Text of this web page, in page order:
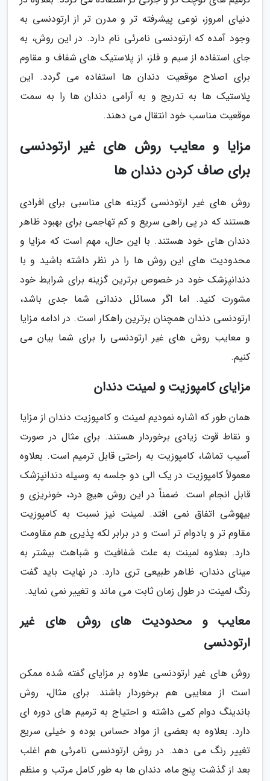
دنیای امروز، نوعی پیشرفته تر و مدرن تر از ارتودنسی به
وجود آمده که ارتودنسی نامرئی نام دارد. در این روش، به
جای استفاده از سیم و فلز، از پلاستیک های شفاف و مقاوم
برای اصلاح موقعیت دندان ها استفاده می گردد. این
پلاستیک ها به تدریج و به آرامی دندان ها را به سمت
موقعیت مناسب خود انتقال می دهند.
مزایا و معایب روش های غیر ارتودنسی
برای صاف کردن دندان ها
روش های غیر ارتودنسی گزینه های مناسبی برای افرادی
هستند که در پی راهی سریع و کم تهاجمی برای بهبود ظاهر
دندان های خود هستند. با این حال، مهم است که مزایا و
محدودیت های این روش ها را در نظر داشته باشید و با
دندانپزشک خود در خصوص برترین گزینه برای شرایط خود
مشورت کنید. اما اگر مسائل دندانی شما جدی باشد،
ارتودنسی دندان همچنان برترین راهکار است. در ادامه مزایا
و معایب روش های غیر ارتودنسی را برای شما بیان می
کنیم.
مزایای کامپوزیت و لمینت دندان
همان طور که اشاره نمودیم لمینت و کامپوزیت دندان از مزایا
و نقاط قوت زیادی برخوردار هستند. برای مثال در صورت
آسیب تماشا، کامپوزیت به راحتی قابل ترمیم است. بعلاوه
معمولاً کامپوزیت در یک الی دو جلسه به وسیله دندانپزشک
قابل انجام است. ضمناً در این روش هیچ درد، خونریزی و
بیهوشی اتفاق نمی افتد. لمینت نیز نسبت به کامپوزیت
مقاوم تر و بادوام تر است و در برابر لکه پذیری هم مقاومت
دارد. بعلاوه لمینت به علت شفافیت و شباهت بیشتر به
مینای دندان، ظاهر طبیعی تری دارد. در نهایت باید گفت
رنگ لمینت در طول زمان ثابت می ماند و تغییر نمی نماید.
معایب و محدودیت های روش های غیر
ارتودنسی
روش های غیر ارتودنسی علاوه بر مزایای گفته شده ممکن
است از معایبی هم برخوردار باشند. برای مثال، روش
باندینگ دوام کمی داشته و احتیاج به ترمیم های دوره ای
دارد. بعلاوه به بعضی از مواد حساس بوده و خیلی سریع
تغییر رنگ می دهد. در روش ارتودنسی نامرئی هم اغلب
بعد از گذشت پنج ماه، دندان ها به طور کامل مرتب و منظم